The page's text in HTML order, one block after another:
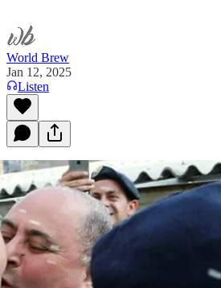
World Brew
Jan 12, 2025
Listen